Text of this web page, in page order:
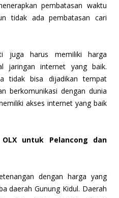
pembatasan waktu
tidak ada pembatasan cari
juga harus memiliki harga
jaringan internet yang baik.
tidak bisa dijadikan tempat
berkomunikasi dengan dunia
akses internet yang baik
untuk Pelancong dan
dengan harga yang
daerah Gunung Kidul. Daerah